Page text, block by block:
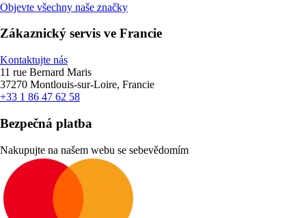
Objevte všechny naše značky
Zákaznický servis ve Francie
Kontaktujte nás
11 rue Bernard Maris
37270 Montlouis-sur-Loire, Francie
+33 1 86 47 62 58
Bezpečná platba
Nakupujte na našem webu se sebevědomím